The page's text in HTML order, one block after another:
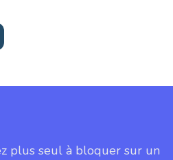
plus seul à bloquer sur un